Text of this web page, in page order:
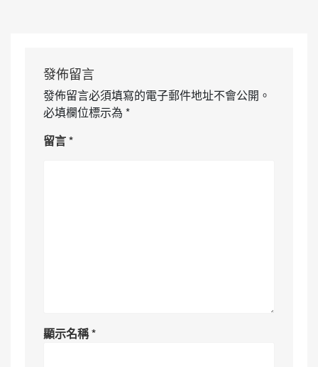
發佈留言
發佈留言必須填寫的電子郵件地址不會公開。
必填欄位標示為 *
留言*
顯示名稱*